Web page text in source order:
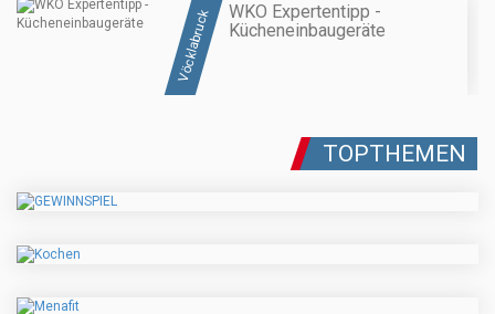
Vöcklabruck
WKO Expertentipp -
Kücheneinbaugeräte
TOPTHEMEN